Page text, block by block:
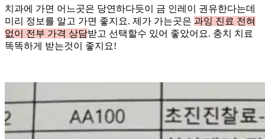
치과에 가면 어느곳은 당연하다듯이 금 인레이 권유한다는데
미리 정보를 알고 가면 좋지요. 제가 가는곳은 과잉 진료 전혀
없이 전부 가격 상담받고 선택할수 있어 좋았어요. 충치 치료
똑똑하게 받는것이 좋지요!